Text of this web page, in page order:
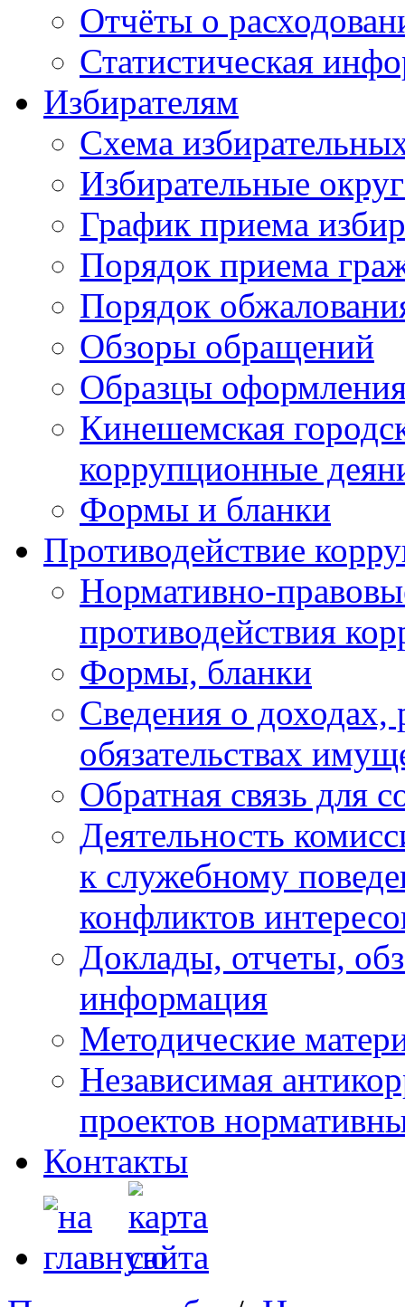
Отчёты о
Статистическая
Избирателям
Схема
Избирательные
График приема
Порядок приема
Порядок
Обзоры обращений
Образцы
Кинешемская
коррупционные
Формы и бланки
Противодействие
Нормативно-
противодействия
Формы, бланки
Сведения о доходах,
обязательствах
Обратная связь для
Деятельность
к служебному
конфликтов
Доклады, отчеты,
информация
Методические
Независимая
проектов
Контакты